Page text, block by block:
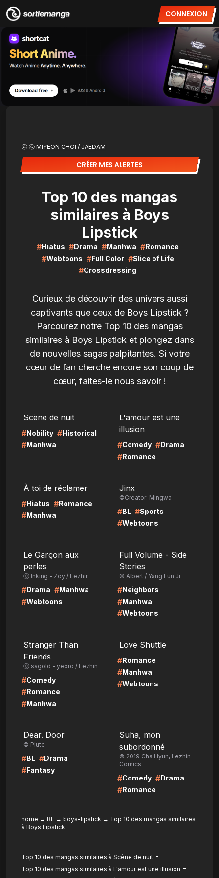
CONNEXION
ⓒ ⓒ MIYEON CHOI / JAEDAM
CRÉER MES ALERTES
Top 10 des mangas
similaires à Boys
Lipstick
#Hiatus #Drama #Manhwa #Romance
#Webtoons #Full Color #Slice of Life
#Crossdressing
Curieux de découvrir des univers aussi
captivants que ceux de Boys Lipstick ?
Parcourez notre Top 10 des mangas
similaires à Boys Lipstick et plongez dans
de nouvelles sagas palpitantes. Si votre
cœur de fan cherche encore son coup de
cœur, faites-le nous savoir !
Scène de nuit
#Nobility #Historical
#Manhwa
L'amour est une
illusion
#Comedy #Drama
#Romance
À toi de réclamer
#Hiatus #Romance
#Manhwa
Jinx
©Creator: Mingwa
#BL #Sports
#Webtoons
Le Garçon aux
perles
ⓒ Inking - Zoy / Lezhin
#Drama #Manhwa
#Webtoons
Full Volume - Side
Stories
© Albert / Yang Eun Ji
#Neighbors
#Manhwa
#Webtoons
Stranger Than
Friends
ⓒ sagold - yeoro / Lezhin
#Comedy
#Romance
#Manhwa
Love Shuttle
#Romance
#Manhwa
#Webtoons
Dear. Door
© Pluto
#BL #Drama
#Fantasy
Suha, mon
subordonné
© 2019 Cha Hyun, Lezhin
Comics
#Comedy #Drama
#Romance
home → BL → boys-lipstick → Top 10 des mangas similaires
à Boys Lipstick
Top 10 des mangas similaires à Scène de nuit -
Top 10 des mangas similaires à L'amour est une illusion -